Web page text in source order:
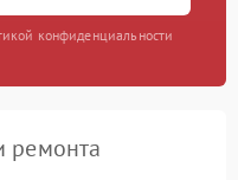
конфиденциальности
ремонта